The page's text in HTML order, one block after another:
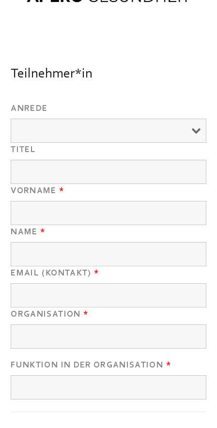
Teilnehmer*in
ANREDE
TITEL
VORNAME *
NAME *
EMAIL (KONTAKT) *
ORGANISATION *
FUNKTION IN DER ORGANISATION *